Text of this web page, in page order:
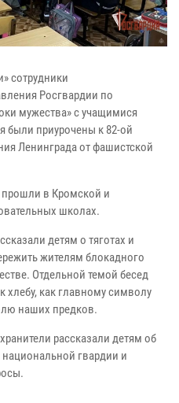
сотрудники
Росгвардии по
мужества» с учащимися
были приурочены к 82-ой
Ленинграда от фашистской
прошли в Кромской и
школах.
детям о тяготах и
жителям блокадного
Отдельной темой бесед
хлебу, как главному символу
наших предков.
рассказали детям об
гвардии и